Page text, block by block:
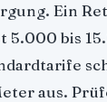
Ein
5.000 bis
aus.